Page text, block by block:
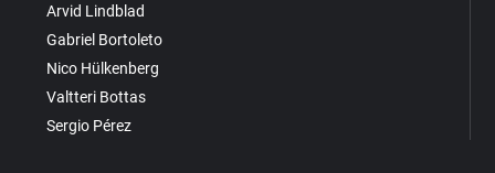
Arvid Lindblad
Gabriel Bortoleto
Nico Hülkenberg
Valtteri Bottas
Sergio Pérez